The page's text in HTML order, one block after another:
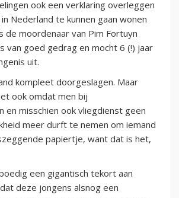
ook een verklaring overleggen
Nederland te kunnen gaan wonen
de moordenaar van Pim Fortuyn
van goed gedrag en mocht 6 (!) jaar
uit.
kompleet doorgeslagen. Maar
ook omdat men bij
en misschien ook vliegdienst geen
meer durft te nemen om iemand
papiertje, want dat is het,
een gigantisch tekort aan
deze jongens alsnog een